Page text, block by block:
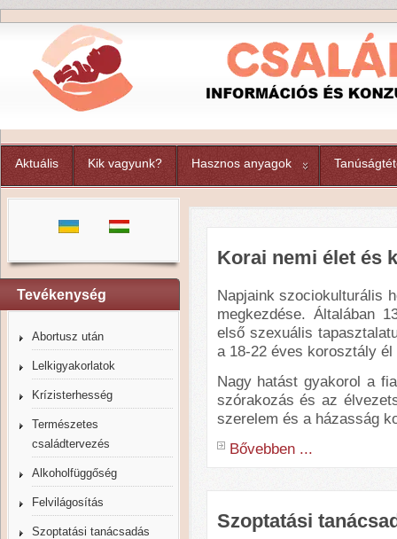
Aktuális Kik vagyunk? Hasznos anyagok
Tevékenység
Abortusz után
Lelkigyakorlatok
Krízisterhesség
Természetes
családtervezés
Alkoholfüggőség
Felvilágosítás
Szoptatási tanácsadás
Korai nemi élet és
Napjaink szociokulturális
megkezdése. Általában
első szexuális
a 18-22 éves korosztály
Nagy hatást gyakorol a
szórakozás és az
szerelem és a házasság
Bővebben ...
Szoptatási